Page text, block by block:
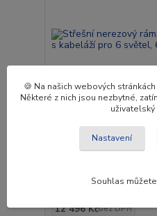
Střešní nerezový rám,
12 496 Kčbez DPH
🍪 Na našich webových
Některé z nich jsou nezbytné,
uživatelský
Nastavení
Souhlas